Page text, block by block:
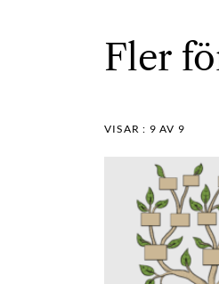
Fler
VISAR : 9 AV 9